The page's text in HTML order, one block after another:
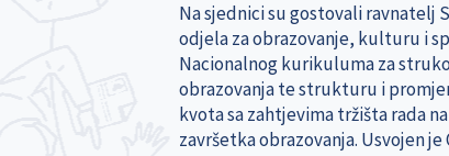
Na sjednici su gostovali ravnatelj
odjela za obrazovanje, kulturu i
Nacionalnog kurikuluma za
obrazovanja te strukturu i
kvota sa zahtjevima tržišta rada
završetka obrazovanja. Usvojen